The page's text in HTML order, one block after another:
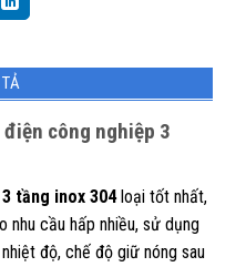
công nghiệp 3
tầng inox 304loại tốt nhất,
nhu cầu hấp nhiều, sử dụng
độ, chế độ giữ nóng sau